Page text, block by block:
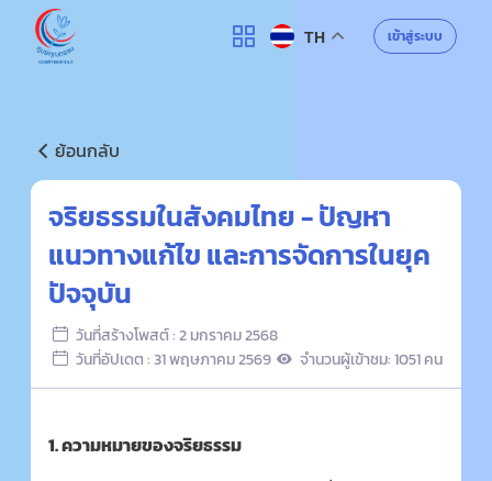
ศูนย์คุณธรรม TH เข้าสู่ระบบ
ย้อนกลับ
จริยธรรมในสังคมไทย - ปัญหา
แนวทางแก้ไข และการจัดการในยุค
ปัจจุบัน
วันที่สร้างโพสต์ : 2 มกราคม 2568
วันที่อัปเดต : 31 พฤษภาคม 2569
จำนวนผู้เข้าชม: 1051 คน
1.ความหมายของจริยธรรม